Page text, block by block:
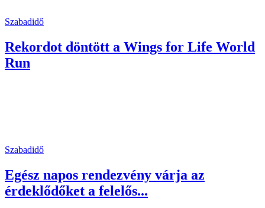
Szabadidő
Rekordot döntött a Wings for Life World
Run
Szabadidő
Egész napos rendezvény várja az
érdeklődőket a felelős...